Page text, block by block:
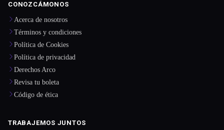
CONOZCÁMONOS
Acerca de nosotros
Términos y condiciones
Política de Cookies
Política de privacidad
Derechos Arco
Revisa tu boleta
Código de ética
TRABAJEMOS JUNTOS